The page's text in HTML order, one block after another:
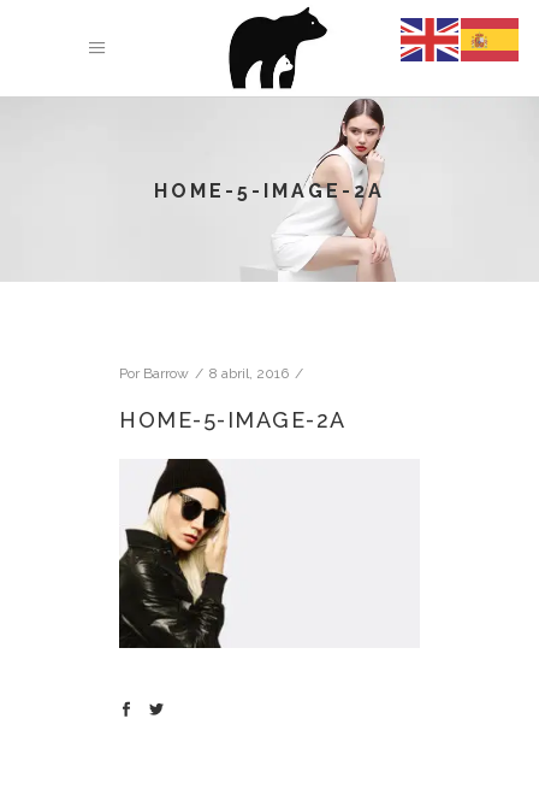
HOME-5-IMAGE-2A
Por Barrow 8 abril, 2016
HOME-5-IMAGE-2A